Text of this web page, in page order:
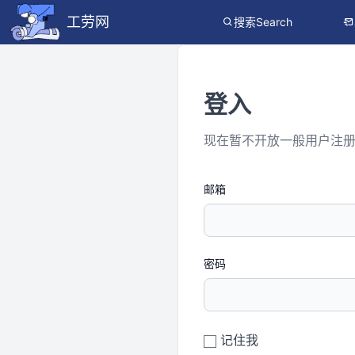
工劳网 搜索Search
登入
现在暂不开放一般用户注册
邮箱
密码
记住我